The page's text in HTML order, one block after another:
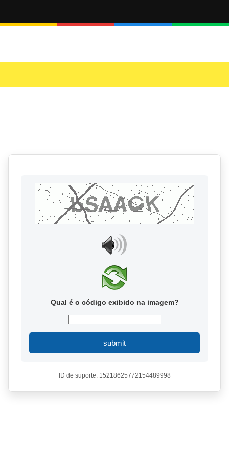
Qual é o código exibido na imagem?
submit
ID de suporte: 15218625772154489998